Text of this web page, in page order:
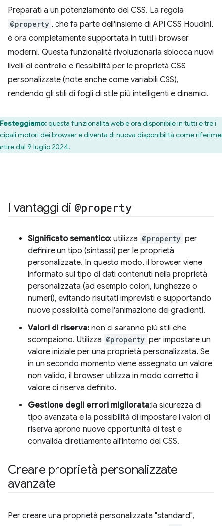
Preparati a un potenziamento del CSS. La regola
@property , che fa parte dell'insieme di API CSS Houdini,
è ora completamente supportata in tutti i browser
moderni. Questa funzionalità rivoluzionaria sblocca nuovi
livelli di controllo e flessibilità per le proprietà CSS
personalizzate (note anche come variabili CSS),
rendendo gli stili di fogli di stile più intelligenti e dinamici.
Festeggiamo:questa funzionalità web è ora disponibile in tutti e tre i
motori dei browser e diventa di nuova disponibilità come
dal 9 luglio 2024.
I vantaggi di @property
Significato semantico: utilizza @property per
definire un tipo (sintassi) per le proprietà
personalizzate. In questo modo, il browser viene
informato sul tipo di dati contenuti nella proprietà
personalizzata (ad esempio colori, lunghezze o
numeri), evitando risultati imprevisti e supportando
nuove possibilità come l'animazione dei gradienti.
Valori di riserva: non ci saranno più stili che
scompaiono. Utilizza @property per impostare un
valore iniziale per una proprietà personalizzata. Se
in un secondo momento viene assegnato un valore
non valido, il browser utilizza in modo corretto il
valore di riserva definito.
Gestione degli errori migliorata:la sicurezza di
tipo avanzata e la possibilità di impostare i valori di
riserva aprono nuove opportunità di test e
convalida direttamente all'interno del CSS.
Creare proprietà personalizzate
avanzate
Per creare una proprietà personalizzata "standard",